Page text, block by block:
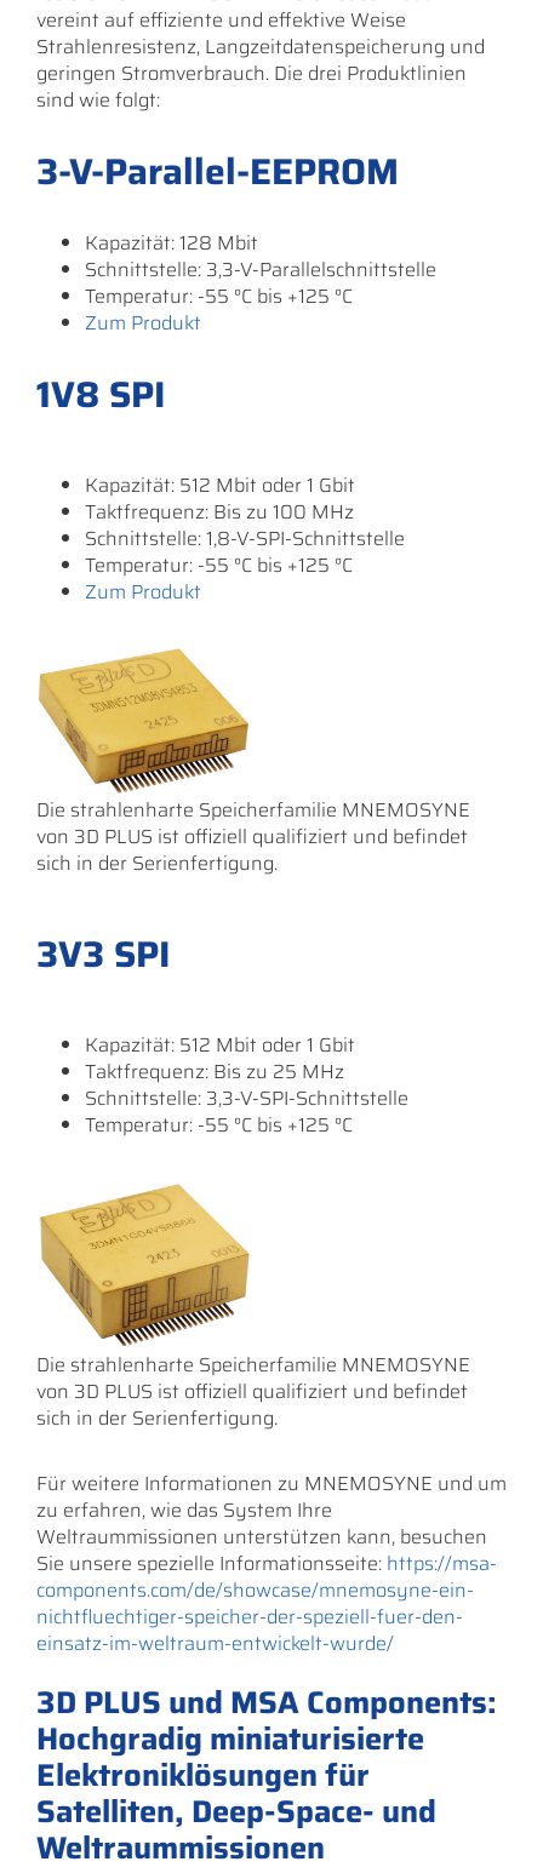
vereint auf effiziente und effektive Weise
Strahlenresistenz, Langzeitdatenspeicherung und
geringen Stromverbrauch. Die drei Produktlinien
sind wie folgt:
3-V-Parallel-EEPROM
Kapazität: 128 Mbit
Schnittstelle: 3,3-V-Parallelschnittstelle
Temperatur: -55 °C bis +125 °C
Zum Produkt
1V8 SPI
Kapazität: 512 Mbit oder 1 Gbit
Taktfrequenz: Bis zu 100 MHz
Schnittstelle: 1,8-V-SPI-Schnittstelle
Temperatur: -55 °C bis +125 °C
Zum Produkt
Die strahlenharte Speicherfamilie MNEMOSYNE
von 3D PLUS ist offiziell qualifiziert und befindet
sich in der Serienfertigung.
3V3 SPI
Kapazität: 512 Mbit oder 1 Gbit
Taktfrequenz: Bis zu 25 MHz
Schnittstelle: 3,3-V-SPI-Schnittstelle
Temperatur: -55 °C bis +125 °C
Die strahlenharte Speicherfamilie MNEMOSYNE
von 3D PLUS ist offiziell qualifiziert und befindet
sich in der Serienfertigung.
Für weitere Informationen zu MNEMOSYNE und um
zu erfahren, wie das System Ihre
Weltraummissionen unterstützen kann, besuchen
Sie unsere spezielle Informationsseite: https://msa-
components.com/de/showcase/mnemosyne-ein-
nichtfluechtiger-speicher-der-speziell-fuer-den-
einsatz-im-weltraum-entwickelt-wurde/
3D PLUS und MSA Components:
Hochgradig miniaturisierte
Elektroniklösungen für
Satelliten, Deep-Space- und
Weltraummissionen